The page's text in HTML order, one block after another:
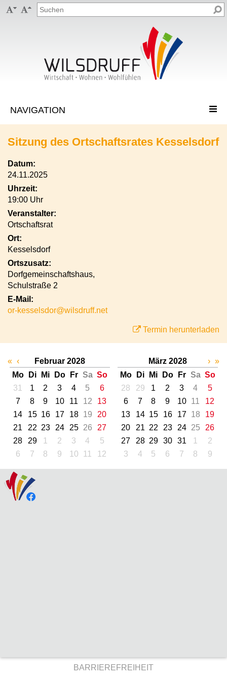
 
Sitzung des Ortschaftsrates Kesselsdorf
Datum:
24.11.2025
Uhrzeit:
19:00 Uhr
Veranstalter:
Ortschaftsrat
Ort:
Kesselsdorf
Ortszusatz:
Dorfgemeinschaftshaus,
Schulstraße 2
E-Mail:
or-kesselsdor@wilsdruff.net
Termin herunterladen
« ‹
Februar 2028
Mo
Di Mi Do Fr Sa So
31
1 2 3 4 5
6
7
8 9 10 11 12
13
14
15 16 17 18 19
20
21
22 23 24 25 26
27
28
29 1 2 3 4
5
6
7 8 9 10 11 12
März 2028
Mo
Di Mi Do Fr Sa So
28
29 1 2 3 4
5
6
7 8 9 10 11
12
13
14 15 16 17 18
19
20
21 22 23 24 25
26
27
28 29 30 31 1
2
3
4 5 6 7 8 9
› »
BARRIEREFREIHEIT